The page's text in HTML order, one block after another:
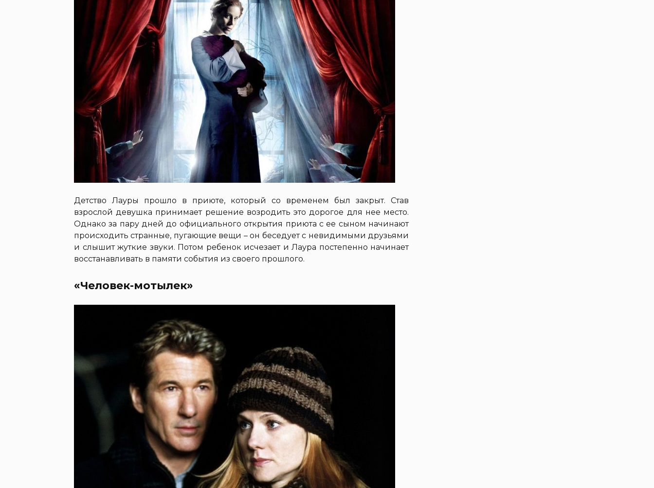
Детство Лауры прошло в приюте, который со временем был закрыт. Став
взрослой девушка принимает решение возродить это дорогое для нее место.
Однако за пару дней до официального открытия приюта с ее сыном начинают
происходить странные, пугающие вещи – он беседует с невидимыми друзьями
и слышит жуткие звуки. Потом ребенок исчезает и Лаура постепенно начинает
восстанавливать в памяти события из своего прошлого.
«Человек-мотылек»